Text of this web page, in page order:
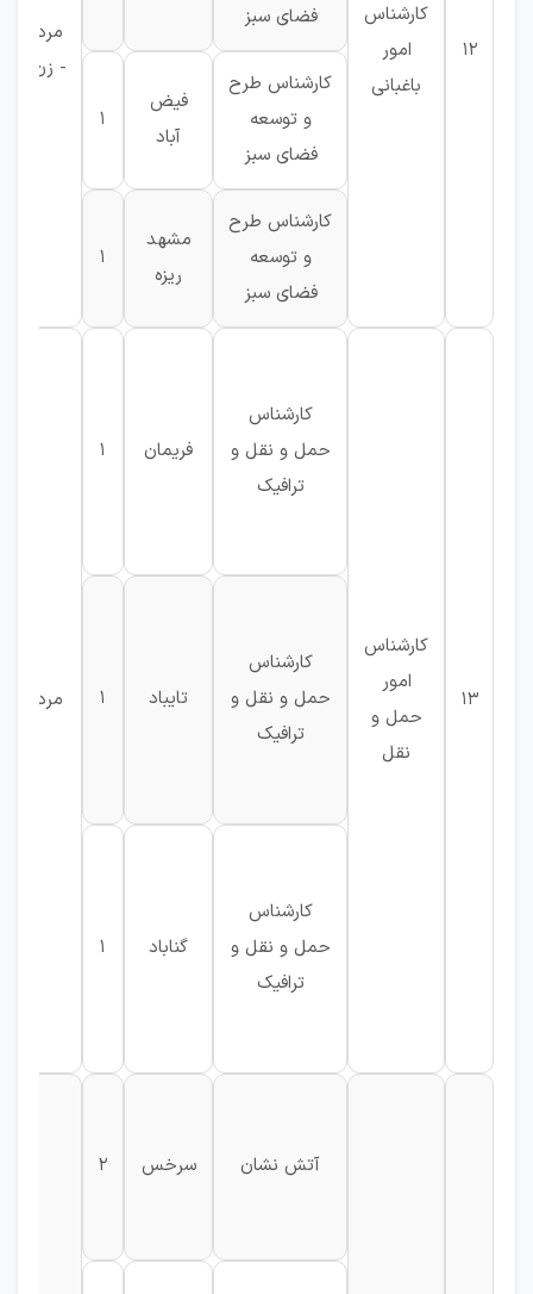
12
کارشناس
امور
باغبانی
مرد
- زن
فضای سبز
کارشناس طرح
و توسعه
فضای سبز
فیض
آباد
1
کارشناس طرح
و توسعه
فضای سبز
مشهد
ریزه
1
13
کارشناس
امور
حمل و
نقل
کارشناس
حمل و نقل و
ترافیک
فریمان 1
مرد
کارشناس
حمل و نقل و
ترافیک
تایباد 1
کارشناس
حمل و نقل و
ترافیک
گناباد 1
آتش نشان سرخس 2